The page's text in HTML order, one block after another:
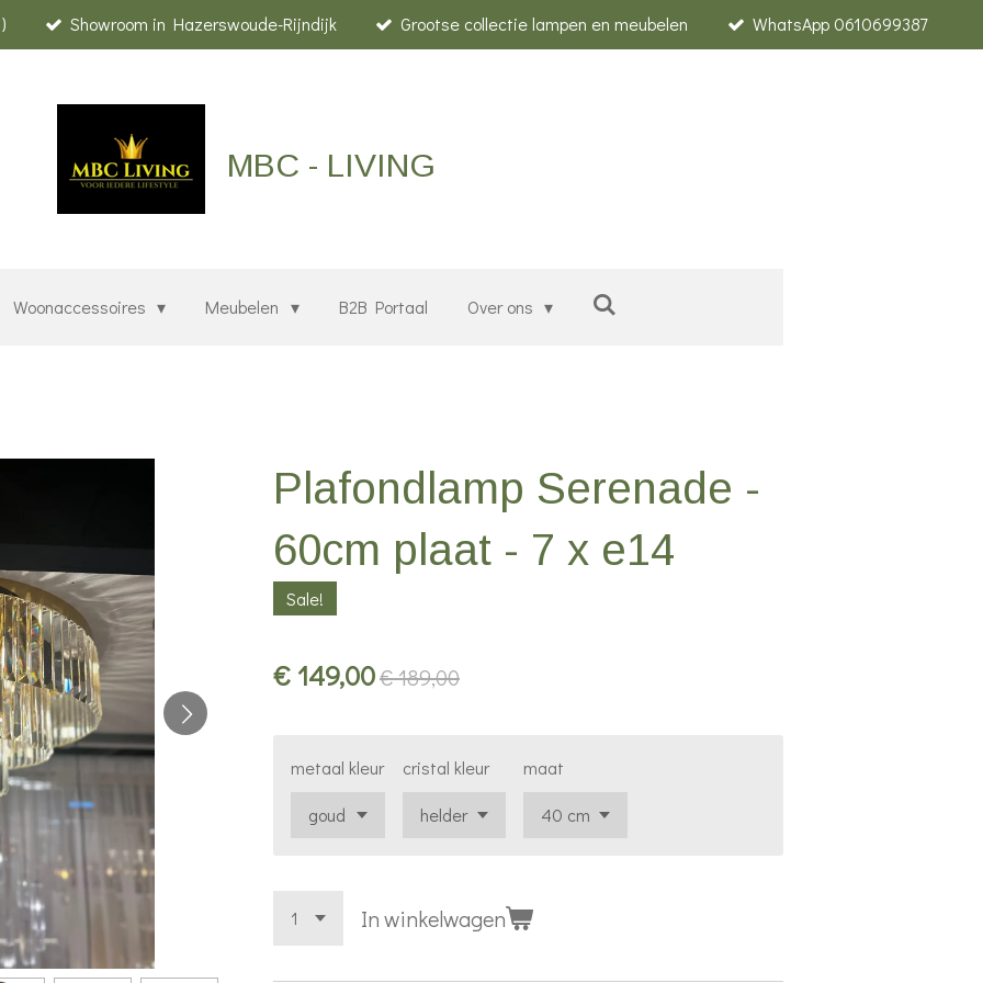
Showroom in Hazerswoude-Rijndijk Grootse collectie lampen en meubelen WhatsApp 0610699387
MBC - LIVING
Woonaccessoires Meubelen B2B Portaal Over ons
Plafondlamp Serenade -
60cm plaat - 7 x e14
Sale!
€ 149,00€ 189,00
metaal kleur cristal kleur maat
In winkelwagen